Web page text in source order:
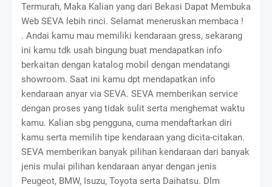
Termurah, Maka Kalian yang dari Bekasi Dapat Membuka
Web SEVA lebih rinci. Selamat meneruskan membaca !
. Andai kamu mau memiliki kendaraan gress, sekarang
ini kamu tdk usah bingung buat mendapatkan info
berkaitan dengan katalog mobil dengan mendatangi
showroom. Saat ini kamu dpt mendapatkan info
kendaraan anyar via SEVA. SEVA memberikan service
dengan proses yang tidak sulit serta menghemat waktu
kamu. Kalian sbg pengguna, cuma mendaftarkan diri
kamu serta memilih tipe kendaraan yang dicita-citakan.
SEVA memberikan banyak pilihan kendaraan dari banyak
jenis mulai pilihan kendaraan anyar dengan jenis
Peugeot, BMW, Isuzu, Toyota serta Daihatsu. Dlm